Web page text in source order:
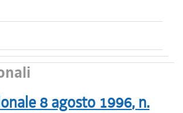
8 agosto 1996, n.